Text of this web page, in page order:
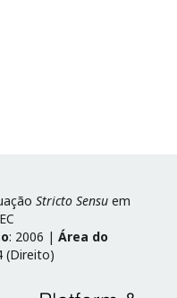
Stricto Sensu em
: 2006 | Área do
(Direito)